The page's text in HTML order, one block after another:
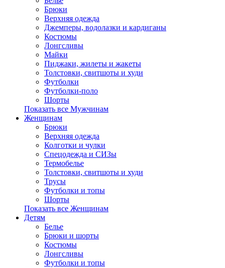
Брюки
Верхняя одежда
Джемперы, водолазки и кардиганы
Костюмы
Лонгсливы
Майки
Пиджаки, жилеты и жакеты
Толстовки, свитшоты и худи
Футболки
Футболки-поло
Шорты
Показать все Мужчинам
Женщинам
Брюки
Верхняя одежда
Колготки и чулки
Спецодежда и СИЗы
Термобелье
Толстовки, свитшоты и худи
Трусы
Футболки и топы
Шорты
Показать все Женщинам
Детям
Белье
Брюки и шорты
Костюмы
Лонгсливы
Футболки и топы